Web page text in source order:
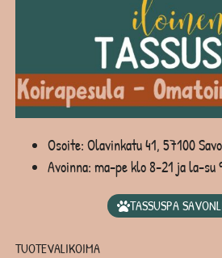
Osoite: Olavinkatu 41, 57100
Avoinna: ma-pe klo 8-21 ja la-su
TASSUSPA
TUOTEVALIKOIMA